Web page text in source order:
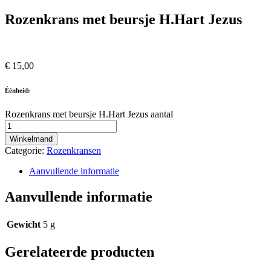
Rozenkrans met beursje H.Hart Jezus
€ 15,00
Éénheid:
Rozenkrans met beursje H.Hart Jezus aantal
Winkelmand
Categorie: Rozenkransen
Aanvullende informatie
Aanvullende informatie
Gewicht 5 g
Gerelateerde producten